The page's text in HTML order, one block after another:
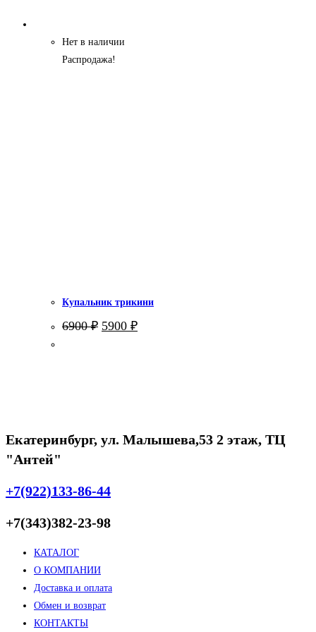
Нет в наличии
Распродажа!
Купальник трикини
6900₽ Первоначальная
цена
5900 ₽Текущая
цена:
Екатеринбург, ул. Малышева,53 2 этаж, ТЦ
"Антей"
+7(922)133-86-44
+7(343)382-23-98
КАТАЛОГ
О КОМПАНИИ
Доставка и оплата
Обмен и возврат
КОНТАКТЫ